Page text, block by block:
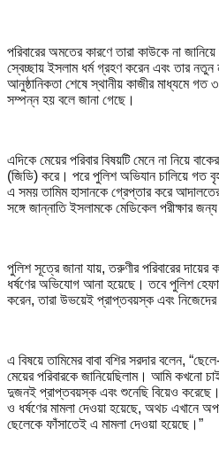
পরিবারের অমতের কারণে তারা কাউকে না
স্বেচ্ছায় ইসলাম ধর্ম গ্রহণ করেন এবং তার নতুন
আনুষ্ঠানিকতা শেষে স্থানীয় কাজীর মাধ্যমে গত ৩
সম্পন্ন হয় বলে জানা গেছে।
এদিকে মেয়ের পরিবার বিষয়টি মেনে না নিয়ে
(জিডি) করে। পরে পুলিশ অভিযান চালিয়ে গত
এ সময় তামিম হাসানকে গ্রেপ্তার করে
সঙ্গে জান্নাতি ইসলামকে মেডিকেল পরীক্ষার
পুলিশ সূত্রে জানা যায়, তরুণীর পরিবারের দায়ের
ধর্ষণের অভিযোগ আনা হয়েছে। তবে পুলিশ
করেন, তারা উভয়েই প্রাপ্তবয়স্ক এবং নিজেদের
এ বিষয়ে তামিমের বাবা বশির সরদার বলেন,
মেয়ের পরিবারকে জানিয়েছিলাম। আমি কখনো
দুজনই প্রাপ্তবয়স্ক এবং শুনেছি বিয়েও
ও ধর্ষণের মামলা দেওয়া হয়েছে, অথচ এখানে
ছেলেকে ফাঁসাতেই এ মামলা দেওয়া হয়েছে।”